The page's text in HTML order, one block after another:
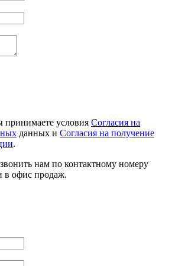
принимаете условия Согласия на
данных и Согласия на получение
.
нам по контактному номеру
в офис продаж.